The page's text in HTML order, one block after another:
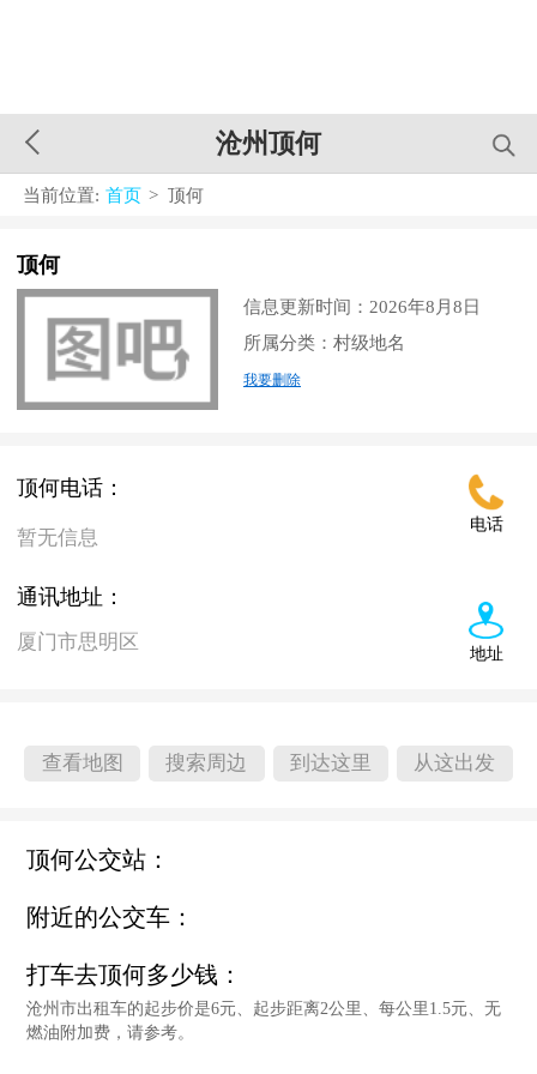
沧州顶何
当前位置: 首页 > 顶何
顶何
信息更新时间：2026年8月8日
所属分类：村级地名
我要删除
电话
顶何电话：
暂无信息
地址
通讯地址：
厦门市思明区
查看地图 搜索周边 到达这里 从这出发
顶何公交站：
附近的公交车：
打车去顶何多少钱：
沧州市出租车的起步价是6元、起步距离2公里、每公里1.5元、无
燃油附加费，请参考。